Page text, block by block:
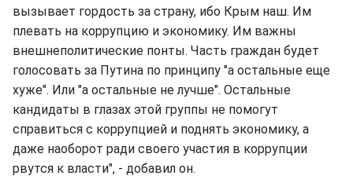
вызывает гордость за страну, ибо Крым наш. Им
плевать на коррупцию и экономику. Им важны
внешнеполитические понты. Часть граждан будет
голосовать за Путина по принципу "а остальные еще
хуже". Или "а остальные не лучше". Остальные
кандидаты в глазах этой группы не помогут
справиться с коррупцией и поднять экономику, а
даже наоборот ради своего участия в коррупции
рвутся к власти", - добавил он.